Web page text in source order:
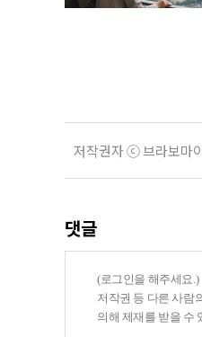
저작권자 ⓒ 브라보마
댓글